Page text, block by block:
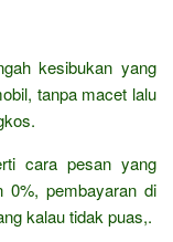
kesibukan yang
tanpa macet lalu
cara pesan yang
0%, pembayaran di
kalau tidak puas,.